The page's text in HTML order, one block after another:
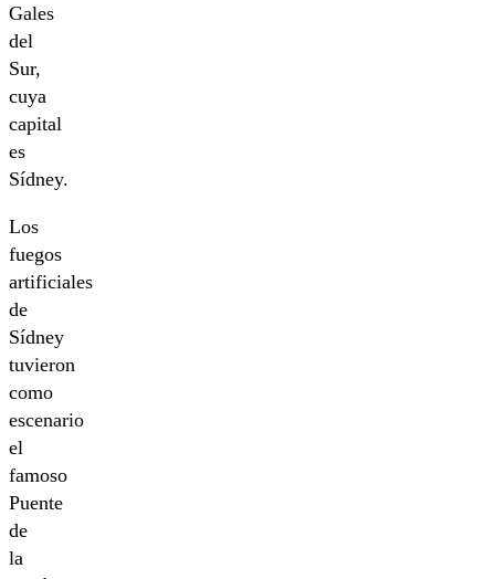
Gales
del
Sur,
cuya
capital
es
Sídney.
Los
fuegos
artificiales
de
Sídney
tuvieron
como
escenario
el
famoso
Puente
de
la